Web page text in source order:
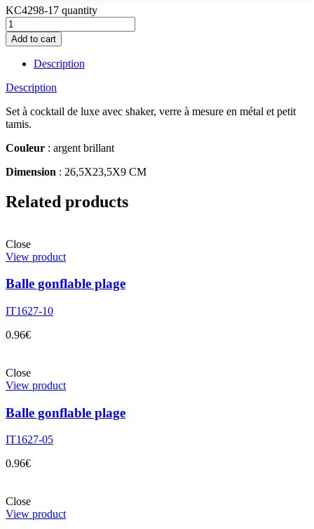
KC4298-17 quantity
Add to cart
Description
Description
Set à cocktail de luxe avec shaker, verre à mesure en métal et petit
tamis.
Couleur : argent brillant
Dimension : 26,5X23,5X9 CM
Related products
Close
View product
Balle gonflable plage
IT1627-10
0.96€
Close
View product
Balle gonflable plage
IT1627-05
0.96€
Close
View product